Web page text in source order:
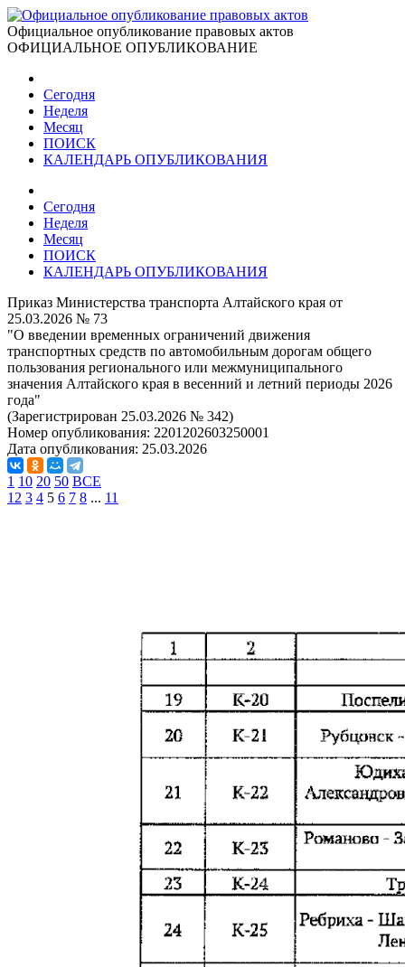
Официальное опубликование правовых актов
ОФИЦИАЛЬНОЕ ОПУБЛИКОВАНИЕ
Сегодня
Неделя
Месяц
ПОИСК
КАЛЕНДАРЬ ОПУБЛИКОВАНИЯ
Сегодня
Неделя
Месяц
ПОИСК
КАЛЕНДАРЬ ОПУБЛИКОВАНИЯ
Приказ Министерства транспорта Алтайского края от
25.03.2026 № 73
"О введении временных ограничений движения
транспортных средств по автомобильным дорогам общего
пользования регионального или межмуниципального
значения Алтайского края в весенний и летний периоды 2026
года"
(Зарегистрирован 25.03.2026 № 342)
Номер опубликования: 2201202603250001
Дата опубликования: 25.03.2026
1 10 20 50 ВСЕ
1 2 3 4 5 6 7 8 ... 11